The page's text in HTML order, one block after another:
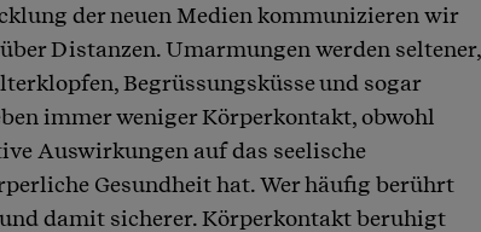
der neuen Medien kommunizieren wir
Distanzen. Umarmungen werden seltener,
Begrüssungsküsse und sogar
immer weniger Körperkontakt, obwohl
Auswirkungen auf das seelische
Gesundheit hat. Wer häufig berührt
damit sicherer. Körperkontakt beruhigt